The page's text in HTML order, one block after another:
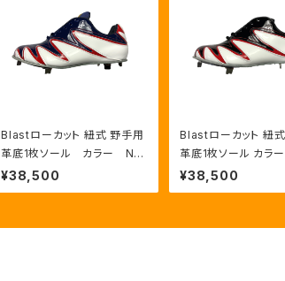
Blastローカット 紐式 野手用
革底1枚ソール カラー NV
Y:RED/HWT
¥38,500
Blastローカット 紐
革底1枚ソール カラ
ED/HWT
¥38,500